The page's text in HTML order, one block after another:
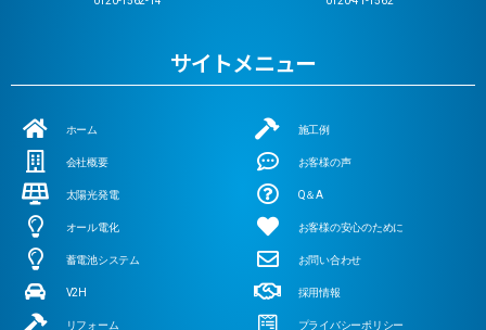
サイトメニュー
ホーム
会社概要
太陽光発電
オール電化
蓄電池システム
V2H
リフォーム
施工例
お客様の声
Q＆A
お客様の安心のために
お問い合わせ
採用情報
プライバシーポリシー